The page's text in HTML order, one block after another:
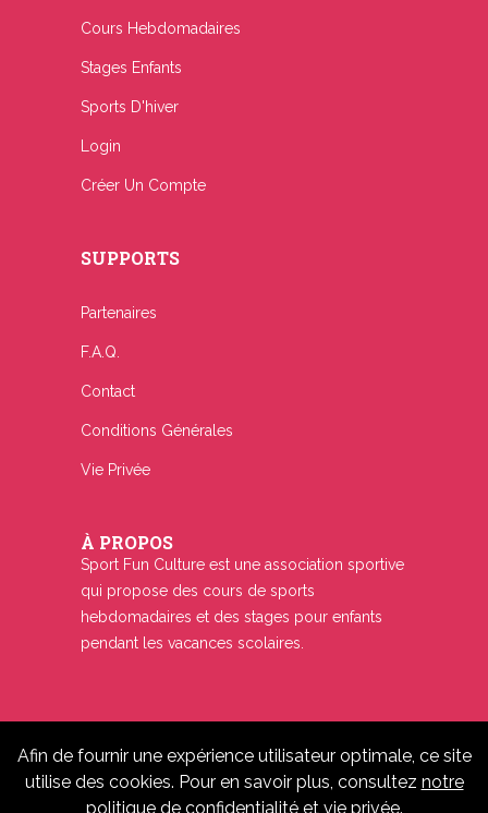
Afin de fournir une expérience utilisateur optimale, ce site
utilise des cookies. Pour en savoir plus, consultez notre
politique de confidentialité et vie privée.
Cours Hebdomadaires
Stages Enfants
Sports D'hiver
Login
Créer Un Compte
SUPPORTS
Partenaires
F.A.Q.
Contact
Conditions Générales
Vie Privée
À PROPOS
Sport Fun Culture est une association sportive
qui propose des cours de sports
hebdomadaires et des stages pour enfants
pendant les vacances scolaires.
© 2019-2026 ASBL SPORT FUN CULTURE -